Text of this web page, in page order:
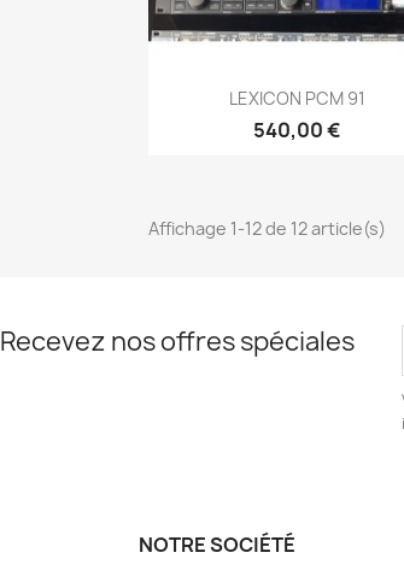
Aperçu rapide
LEXICON PCM 91
540,00 €
Affichage 1-12 de 12 article(s)
Recevez nos offres spéciales
NOTRE SOCIÉTÉ